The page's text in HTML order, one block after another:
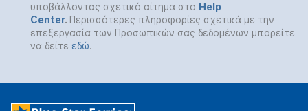
υποβάλλοντας σχετικό αίτημα στο Help
Center. Περισσότερες πληροφορίες σχετικά με την
επεξεργασία των Προσωπικών σας δεδομένων μπορείτε
να δείτε εδώ.